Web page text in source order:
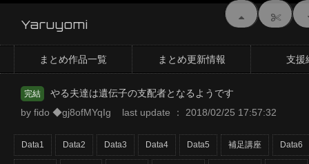
Yaruyomi
まとめ作品一覧 まとめ更新情報 支援
完結
やる夫達は遺伝子の支配者となるようです
by fido ◆gj8ofMYqIg last update ： 2018/02/25 17:57:32
Data1 Data2 Data3 Data4 Data5 補足講座 Data6